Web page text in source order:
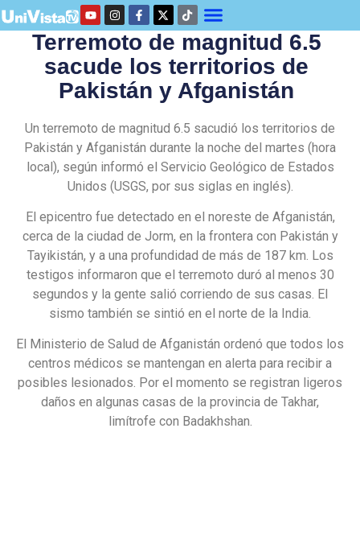
Terremoto de magnitud 6.5
sacude los territorios de
Pakistán y Afganistán
Un terremoto de magnitud 6.5 sacudió los territorios de
Pakistán y Afganistán durante la noche del martes (hora
local), según informó el Servicio Geológico de Estados
Unidos (USGS, por sus siglas en inglés).
El epicentro fue detectado en el noreste de Afganistán,
cerca de la ciudad de Jorm, en la frontera con Pakistán y
Tayikistán, y a una profundidad de más de 187 km. Los
testigos informaron que el terremoto duró al menos 30
segundos y la gente salió corriendo de sus casas. El
sismo también se sintió en el norte de la India.
El Ministerio de Salud de Afganistán ordenó que todos los
centros médicos se mantengan en alerta para recibir a
posibles lesionados. Por el momento se registran ligeros
daños en algunas casas de la provincia de Takhar,
limítrofe con Badakhshan.